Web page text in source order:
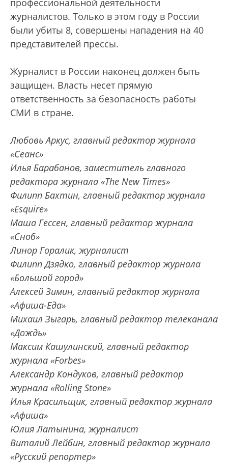
профессиональной деятельности
журналистов. Только в этом году в России
были убиты 8, совершены нападения на 40
представителей прессы.
Журналист в России наконец должен быть
защищен. Власть несет прямую
ответственность за безопасность работы
СМИ в стране.
Любовь Аркус, главный редактор журнала
«Сеанс»
Илья Барабанов, заместитель главного
редактора журнала «The New Times»
Филипп Бахтин, главный редактор журнала
«Esquire»
Маша Гессен, главный редактор журнала
«Сноб»
Линор Горалик, журналист
Филипп Дзядко, главный редактор журнала
«Большой город»
Алексей Зимин, главный редактор журнала
«Афиша-Еда»
Михаил Зыгарь, главный редактор телеканала
«Дождь»
Максим Кашулинский, главный редактор
журнала «Forbes»
Александр Кондуков, главный редактор
журнала «Rolling Stone»
Илья Красильщик, главный редактор журнала
«Афиша»
Юлия Латынина, журналист
Виталий Лейбин, главный редактор журнала
«Русский репортер»